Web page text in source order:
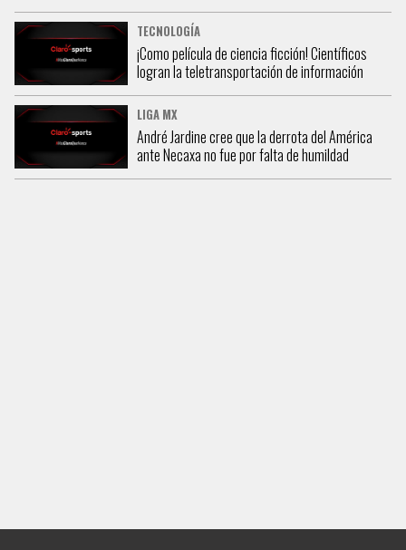
TECNOLOGÍA
¡Como película de ciencia ficción! Científicos
logran la teletransportación de información
LIGA MX
André Jardine cree que la derrota del América
ante Necaxa no fue por falta de humildad